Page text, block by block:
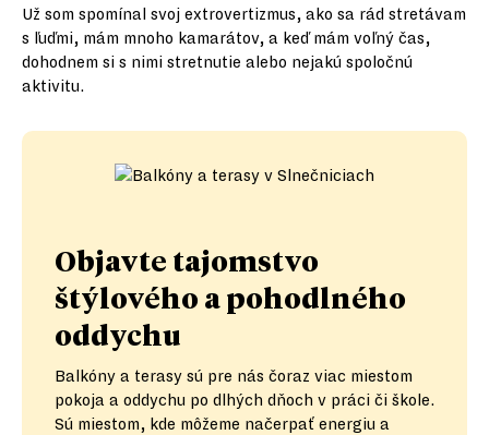
Už som spomínal svoj extrovertizmus, ako sa rád stretávam
s ľuďmi, mám mnoho kamarátov, a keď mám voľný čas,
dohodnem si s nimi stretnutie alebo nejakú spoločnú
aktivitu.
Objavte tajomstvo
štýlového a pohodlného
oddychu
Balkóny a terasy sú pre nás čoraz viac miestom
pokoja a oddychu po dlhých dňoch v práci či škole.
Sú miestom, kde môžeme načerpať energiu a